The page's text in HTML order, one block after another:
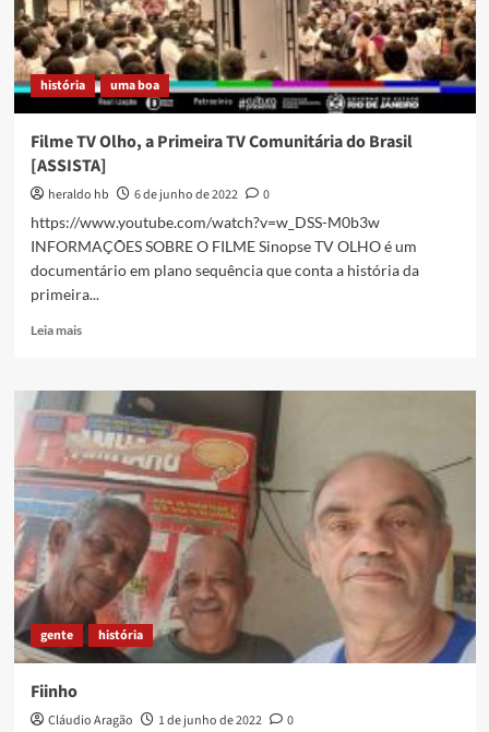
história uma boa
Filme TV Olho, a Primeira TV Comunitária do Brasil
[ASSISTA]
heraldo hb 6 de junho de 2022
0
https://www.youtube.com/watch?v=w_DSS-M0b3w
INFORMAÇÕES SOBRE O FILME Sinopse TV OLHO é um
documentário em plano sequência que conta a história da
primeira...
Leia maisRead
Filme
TV
Olho,
a
Primeira
TV
Comunitária
do
Brasil
[ASSISTA]
gente história
Fiinho
Cláudio Aragão 1 de junho de 2022
0